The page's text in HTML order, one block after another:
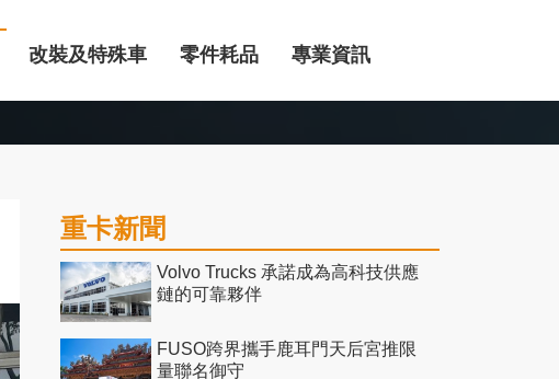
改裝及特殊車 零件耗品 專業資訊
重卡新聞
Volvo Trucks 承諾成為高科技供應
鏈的可靠夥伴
FUSO跨界攜手鹿耳門天后宮推限
量聯名御守